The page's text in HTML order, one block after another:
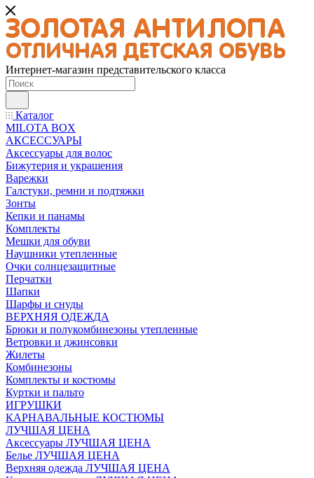
Интернет-магазин представительского класса
Каталог
MILOTA BOX
АКСЕССУАРЫ
Аксессуары для волос
Бижутерия и украшения
Варежки
Галстуки, ремни и подтяжки
Зонты
Кепки и панамы
Комплекты
Мешки для обуви
Наушники утепленные
Очки солнцезащитные
Перчатки
Шапки
Шарфы и снуды
ВЕРХНЯЯ ОДЕЖДА
Брюки и полукомбинезоны утепленные
Ветровки и джинсовки
Жилеты
Комбинезоны
Комплекты и костюмы
Куртки и пальто
ИГРУШКИ
КАРНАВАЛЬНЫЕ КОСТЮМЫ
ЛУЧШАЯ ЦЕНА
Аксессуары ЛУЧШАЯ ЦЕНА
Белье ЛУЧШАЯ ЦЕНА
Верхняя одежда ЛУЧШАЯ ЦЕНА